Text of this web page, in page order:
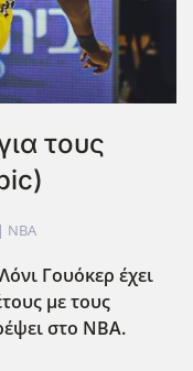
τους
NBA
Γουόκερ έχει
με τους
στο ΝΒΑ.